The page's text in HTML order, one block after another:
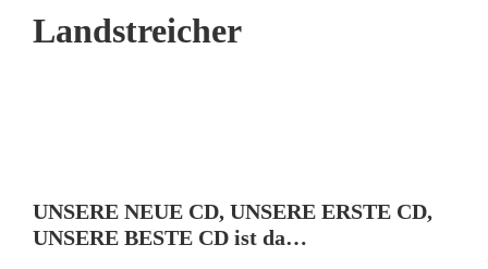
Landstreicher
UNSERE NEUE CD, UNSERE ERSTE CD,
UNSERE BESTE CD ist da…